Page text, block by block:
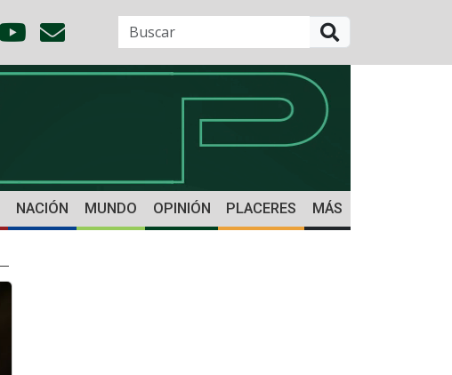
NACIÓN MUNDO OPINIÓN PLACERES MÁS